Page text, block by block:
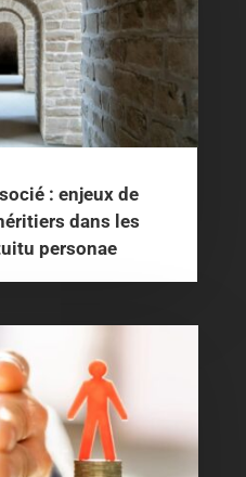
: enjeux de
dans les
personae